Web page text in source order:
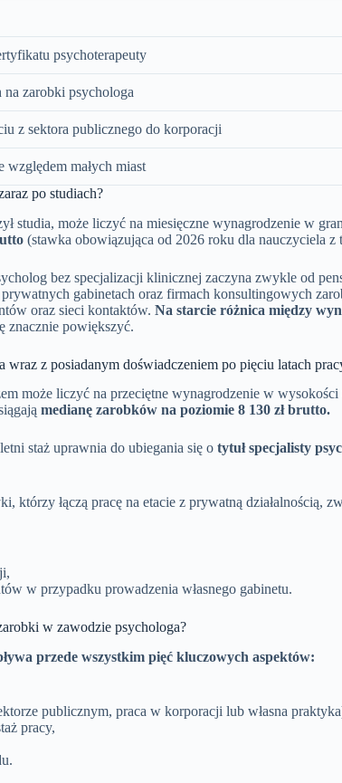
psychoterapeuty
zarobki psychologa
z sektora publicznego do korporacji
małych miast
po studiach?
studia, może liczyć na miesięczne wynagrodzenie w
(stawka obowiązująca od 2026 roku dla nauczyciela z
bez specjalizacji klinicznej zaczyna zwykle od
gabinetach oraz firmach konsultingowych
oraz sieci kontaktów. Na starcie różnica między
znacznie powiększyć.
wraz z posiadanym doświadczeniem po pięciu latach
może liczyć na przeciętne wynagrodzenie w wysokości
medianę zarobków na poziomie 8 130 zł brutto.
staż uprawnia do ubiegania się o tytuł specjalisty
którzy łączą pracę na etacie z prywatną działalnością,
w przypadku prowadzenia własnego gabinetu.
w zawodzie psychologa?
przede wszystkim pięć kluczowych aspektów:
publicznym, praca w korporacji lub własna
pracy,